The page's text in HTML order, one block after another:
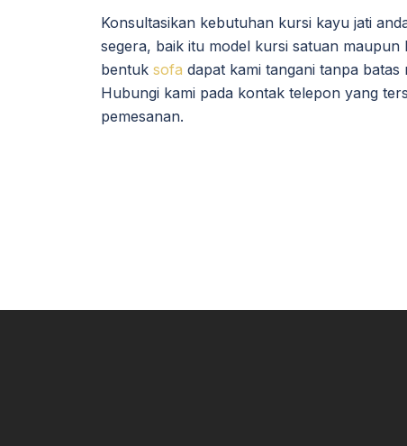
Konsultasikan kebutuhan kursi kayu jati
segera, baik itu model kursi satuan maupun
bentuk sofa dapat kami tangani tanpa batas
Hubungi kami pada kontak telepon yang
pemesanan.